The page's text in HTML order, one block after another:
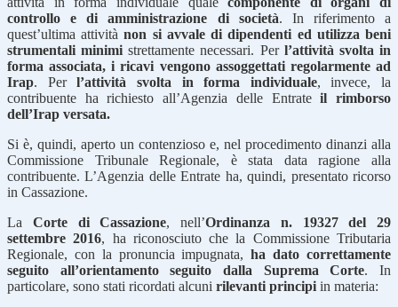
controllo e di amministrazione di società. In riferimento a
quest’ultima attivitànon si avvale di dipendenti ed utilizza beni
strumentali minimi strettamente necessari. Per l’attività svolta in
forma associata, i ricavi vengono assoggettati regolarmente ad
Irap. Perl’attività svolta in forma individuale, invece, la
contribuente ha richiesto all’Agenzia delle Entrateil rimborso
dell’Irap versata.
Si è, quindi, aperto un contenzioso e, nel procedimento dinanzi alla
Commissione Tribunale Regionale, è stata data ragione alla
contribuente. L’Agenzia delle Entrate ha, quindi, presentato ricorso
in Cassazione.
La Corte di Cassazione, nell’Ordinanza n. 19327 del 29
settembre 2016, ha riconosciuto che la Commissione Tributaria
Regionale, con la pronuncia impugnata,ha dato correttamente
seguito all’orientamento seguito dalla Suprema Corte. In
particolare, sono stati ricordati alcuni rilevanti principi in materia: